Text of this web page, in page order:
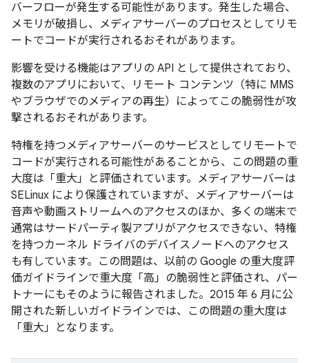
バーフローが発生する可能性があります。発生した場合、
メモリが破損し、メディアサーバーのプロセスとしてリモ
ートでコードが実行されるおそれがあります。
影響を受ける機能はアプリの API として提供されており、
複数のアプリにおいて、リモート コンテンツ（特に MMS
やブラウザでのメディアの再生）によってこの脆弱性が攻
撃されるおそれがあります。
特権を持つメディアサーバーのサービスとしてリモートで
コードが実行される可能性があることから、この問題の重
大度は「重大」と評価されています。メディアサーバーは
SELinux により保護されていますが、メディアサーバーは
音声や動画ストリームへのアクセスのほか、多くの端末で
通常はサードパーティ製アプリがアクセスできない、特権
を持つカーネル ドライバのデバイスノードへのアクセス
も有しています。この問題は、以前の Google の重大度評
価ガイドラインで重大度「高」の脆弱性と評価され、パー
トナーにもそのように報告されました。2015 年 6 月に公
開された新しいガイドラインでは、この問題の重大度は
「重大」となります。